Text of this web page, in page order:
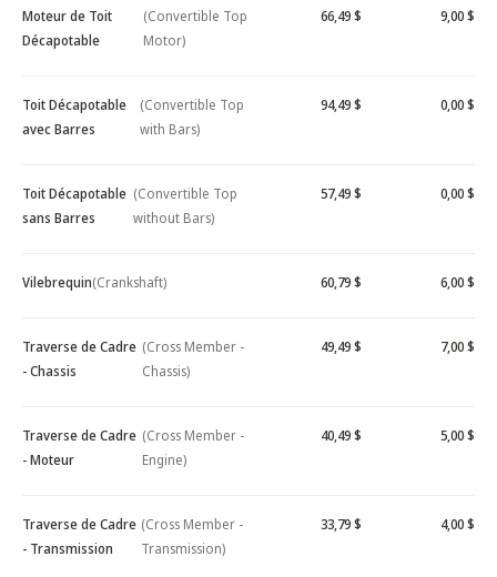
Moteur de Toit
Décapotable
(Convertible Top
Motor)
66,49 $ 9,00 $
Toit Décapotable
avec Barres
(Convertible Top
with Bars)
94,49 $ 0,00 $
Toit Décapotable
sans Barres
(Convertible Top
without Bars)
57,49 $ 0,00 $
Vilebrequin(Crankshaft) 60,79 $ 6,00 $
Traverse de Cadre
- Chassis
(Cross Member -
Chassis)
49,49 $ 7,00 $
Traverse de Cadre
- Moteur
(Cross Member -
Engine)
40,49 $ 5,00 $
Traverse de Cadre
- Transmission
(Cross Member -
Transmission)
33,79 $ 4,00 $